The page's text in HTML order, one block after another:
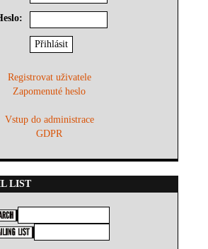
Registrovat uživatele
Zapomenuté heslo
Vstup do administrace
GDPR
LIST